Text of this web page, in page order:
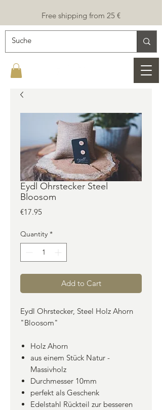
Free shipping from 25 €
Eydl Ohrstecker Steel
Bloosom
€17.95Price
Quantity *
Add to Cart
Eydl Ohrstecker, Steel Holz Ahorn
"Bloosom"
Holz Ahorn
aus einem Stück Natur -
Massivholz
Durchmesser 10mm
perfekt als Geschenk
Edelstahl Rückteil zur besseren